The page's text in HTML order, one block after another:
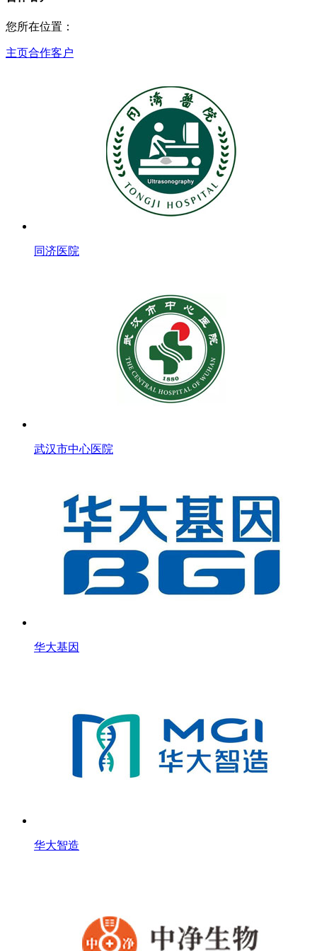
您所在位置：
主页合作客户
同济医院
武汉市中心医院
华大基因
华大智造